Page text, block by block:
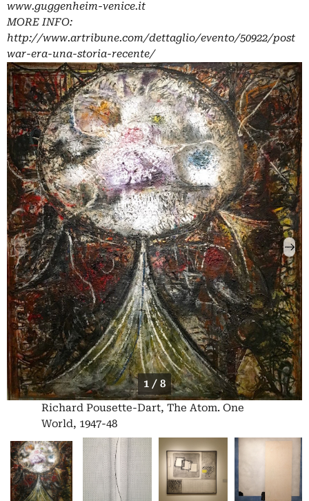
www.guggenheim-venice.it
MORE INFO:
http://www.artribune.com/dettaglio/evento/50922/post
war-era-una-storia-recente/
1 / 8
Richard Pousette-Dart, The Atom. One
World, 1947-48